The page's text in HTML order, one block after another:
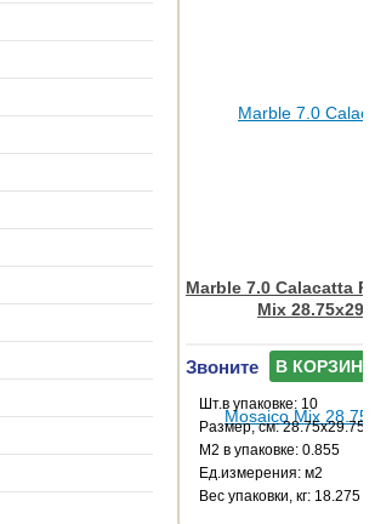
Marble 7.0 Calacatta
Mix
Звоните В КОРЗИНУ
Шт.в упаковке: 10
Размер, см: 28.75x29.75
М2 в упаковке: 0.855
Ед.измерения: м2
Веc упаковки, кг: 18.275